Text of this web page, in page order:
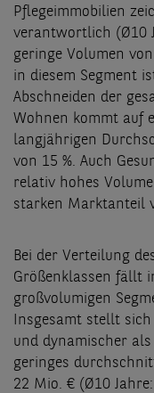
Pflegeimmobilien
verantwortlich (Ø10
geringe Volumen
in diesem Segment
Abschneiden der
Wohnen kommt auf
langjährigen
von 15 %. Auch
relativ hohes
starken Marktanteil
Bei der Verteilung
Größenklassen fällt
großvolumigen
Insgesamt stellt
und dynamischer
geringes
22 Mio. € (Ø10